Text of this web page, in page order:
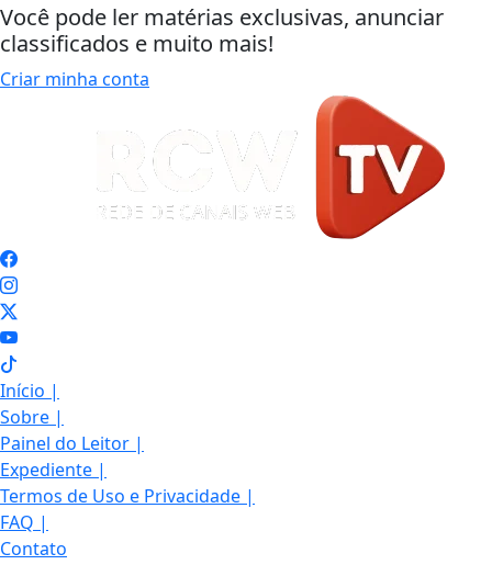
Você pode ler matérias exclusivas, anunciar
classificados e muito mais!
Criar minha conta
Início |
Sobre |
Painel do Leitor |
Expediente |
Termos de Uso e Privacidade |
FAQ |
Contato